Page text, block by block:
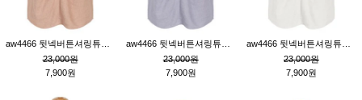
23,000원
7,900원
23,000원
7,900원
23,000원
7,900원